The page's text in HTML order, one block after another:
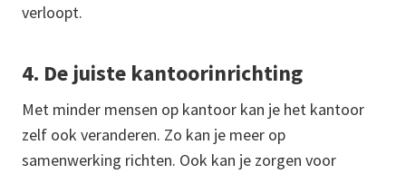
verloopt.
4. De juiste kantoorinrichting
Met minder mensen op kantoor kan je het kantoor
zelf ook veranderen. Zo kan je meer op
samenwerking richten. Ook kan je zorgen voor